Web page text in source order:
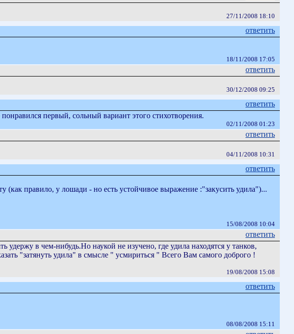
27/11/2008 18:10
ответить
18/11/2008 17:05
ответить
30/12/2008 09:25
ответить
первый, сольный вариант этого стихотворения.
02/11/2008 01:23
ответить
04/11/2008 10:31
ответить
(как правило, у лошади - но есть устойчивое выражение :"закусить удила")...
15/08/2008 10:04
ответить
в чем-нибудь.Но наукой не изучено, где удила находятся у танков,
"затянуть удила" в смысле " усмириться " Всего Вам самого доброго !
19/08/2008 15:08
ответить
08/08/2008 15:11